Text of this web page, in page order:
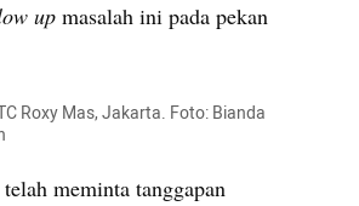
up masalah ini pada pekan
Roxy Mas, Jakarta. Foto: Bianda
telah meminta tanggapan